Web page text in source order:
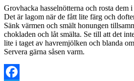
Grovhacka hasselnötterna och rosta dem
Det är lagom när de fått lite färg och
Sänk värmen och smält honungen
chokladen och låt smälta. Se till att det
lite i taget av havremjölken och blanda
Servera gärna såsen varm.